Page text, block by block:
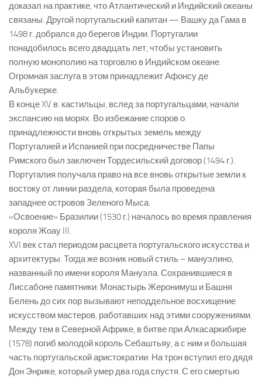
доказал на практике, что Атлантический и Индийский океаны
связаны. Другой португальский капитан — Вашку да Гама в
1498 г. добрался до берегов Индии. Португалии
понадобилось всего двадцать лет, чтобы установить
полную монополию на торговлю в Индийском океане.
Огромная заслуга в этом принадлежит Афонсу де
Альбукерке.
В конце XV в. кастильцы, вслед за португальцами, начали
экспансию на морях. Во избежание споров о
принадлежности вновь открытых земель между
Португалией и Испанией при посредничестве Папы
Римского был заключен Тордесильский договор (1494 г.).
Португалия получала право на все вновь открытые земли к
востоку от линии раздела, которая была проведена
западнее островов Зеленого Мыса.
«Освоение» Бразилии (1530 г.) началось во время правления
короля Жоау III.
XVI век стал периодом расцвета португальского искусства и
архитектуры. Тогда же возник новый стиль – мануэлино,
названный по имени короля Мануэла. Сохранившиеся в
Лиссабоне памятники: Монастырь Жеронимуш и Башня
Белень до сих пор вызывают неподдельное восхищение
искусством мастеров, работавших над этими сооружениями.
Между тем в Северной Африке, в битве при Алкасаркибире
(1578) погиб молодой король Себаштьяу, а с ним и большая
часть португальской аристократии. На трон вступил его дядя
Дон Энрике, который умер два года спустя. С его смертью